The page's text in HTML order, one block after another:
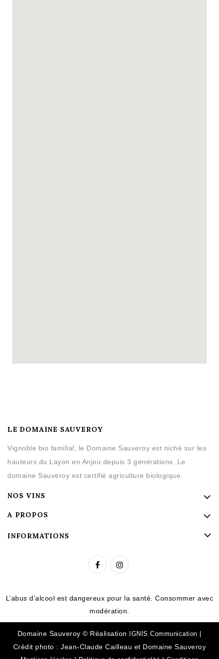
LE DOMAINE SAUVEROY
Vignoble bio familial, le Domaine Sauveroy est niché sur les
hauteurs du Layon en Anjou depuis 3 générations. Le
domaine Sauveroy est certifié agriculture biologique.
NOS VINS
A PROPOS
INFORMATIONS
L’abus d’alcool est dangereux pour la santé. Consommer avec
modération.
Domaine Sauveroy © Réalisation IGNIS Communication |
Crédit photo : Jean-Claude Cailleau et Domaine Sauveroy